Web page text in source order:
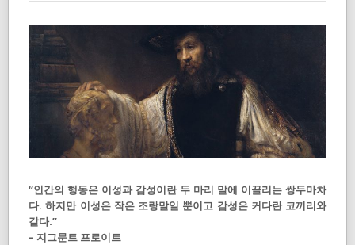
“인간의 행동은 이성과 감성이란 두 마리 말에 이끌리는 쌍두마차
다. 하지만 이성은 작은 조랑말일 뿐이고 감성은 커다란 코끼리와
같다.”
– 지그문트 프로이트